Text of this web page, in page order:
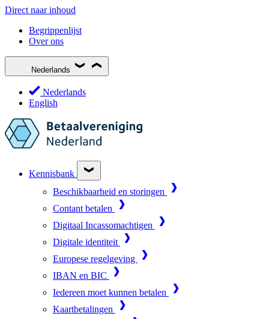
Direct naar inhoud
Begrippenlijst
Over ons
Nederlands
Nederlands
English
Kennisbank
Beschikbaarheid en storingen
Contant betalen
Digitaal Incassomachtigen
Digitale identiteit
Europese regelgeving
IBAN en BIC
Iedereen moet kunnen betalen
Kaartbetalingen